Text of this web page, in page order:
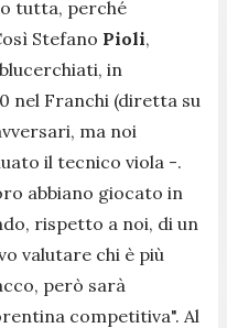
tutta, perché
Stefano Pioli,
in
nel Franchi (diretta su
ma noi
il tecnico viola -.
abbiano giocato in
rispetto a noi, di un
valutare chi è più
però sarà
competitiva". Al